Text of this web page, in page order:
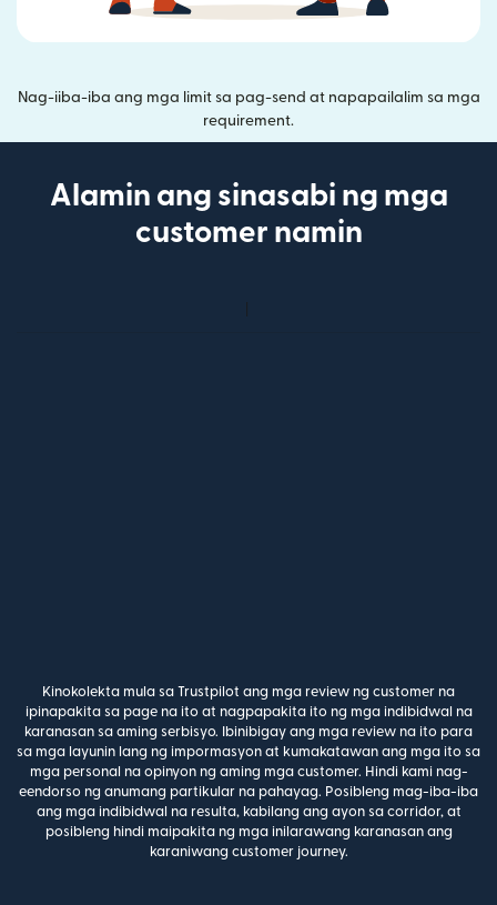
Nag-iiba-iba ang mga limit sa pag-send at napapailalim sa mga
requirement.
Alamin ang sinasabi ng mga
customer namin
Kinokolekta mula sa Trustpilot ang mga review ng customer na
ipinapakita sa page na ito at nagpapakita ito ng mga indibidwal na
karanasan sa aming serbisyo. Ibinibigay ang mga review na ito para
sa mga layunin lang ng impormasyon at kumakatawan ang mga ito sa
mga personal na opinyon ng aming mga customer. Hindi kami nag-
eendorso ng anumang partikular na pahayag. Posibleng mag-iba-iba
ang mga indibidwal na resulta, kabilang ang ayon sa corridor, at
posibleng hindi maipakita ng mga inilarawang karanasan ang
karaniwang customer journey.